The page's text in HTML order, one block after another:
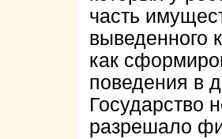
часть
выведенного
как
поведения в
Государство
разрешало